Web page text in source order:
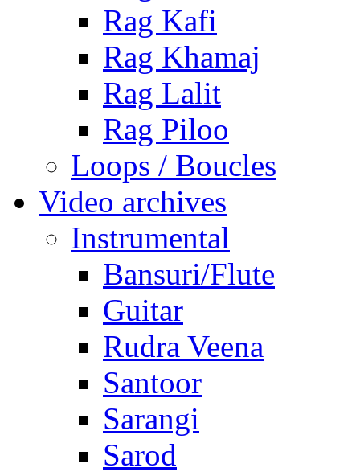
Rag Kafi
Rag Khamaj
Rag Lalit
Rag Piloo
Loops / Boucles
Video archives
Instrumental
Bansuri/Flute
Guitar
Rudra Veena
Santoor
Sarangi
Sarod